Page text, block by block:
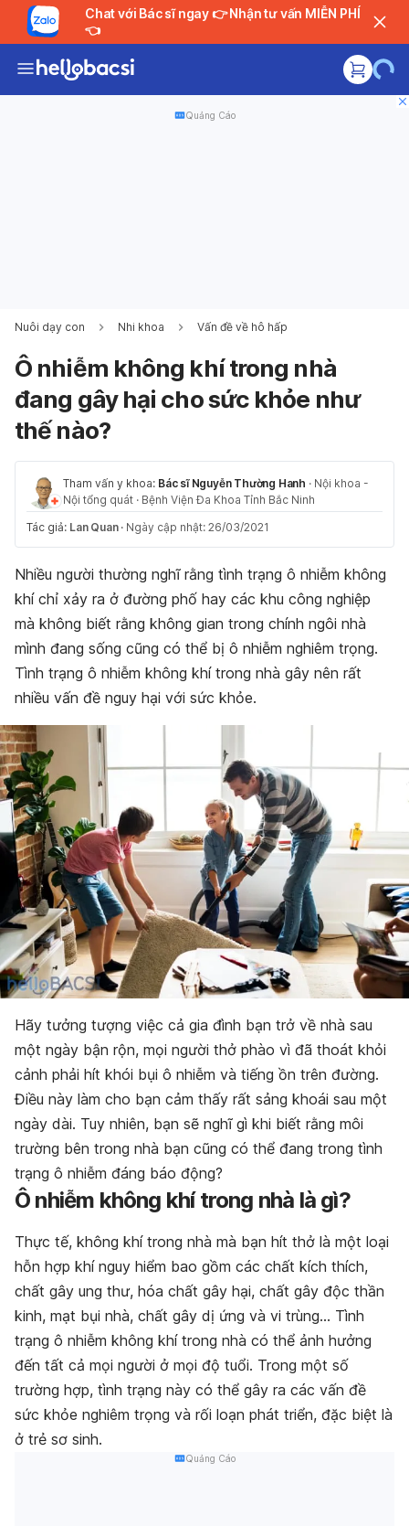
Chat với Bác sĩ ngay 👉 Nhận tư vấn MIỄN PHÍ
👈
Quảng Cáo
Nuôi dạy con Nhi khoa Vấn đề về hô hấp
Ô nhiễm không khí trong nhà
đang gây hại cho sức khỏe như
thế nào?
Tham vấn y khoa: Bác sĩ Nguyễn Thường Hanh · Nội khoa -
Nội tổng quát · Bệnh Viện Đa Khoa Tỉnh Bắc Ninh
Tác giả: Lan Quan · Ngày cập nhật: 26/03/2021
Nhiều người thường nghĩ rằng tình trạng ô nhiễm không
khí chỉ xảy ra ở đường phố hay các khu công nghiệp
mà không biết rằng không gian trong chính ngôi nhà
mình đang sống cũng có thể bị ô nhiễm nghiêm trọng.
Tình trạng ô nhiễm không khí trong nhà gây nên rất
nhiều vấn đề nguy hại với sức khỏe.
Hãy tưởng tượng việc cả gia đình bạn trở về nhà sau
một ngày bận rộn, mọi người thở phào vì đã thoát khỏi
cảnh phải hít khói bụi ô nhiễm và tiếng ồn trên đường.
Điều này làm cho bạn cảm thấy rất sảng khoái sau một
ngày dài. Tuy nhiên, bạn sẽ nghĩ gì khi biết rằng môi
trường bên trong nhà bạn cũng có thể đang trong tình
trạng ô nhiễm đáng báo động?
Ô nhiễm không khí trong nhà là gì?
Thực tế, không khí trong nhà mà bạn hít thở là một loại
hỗn hợp khí nguy hiểm bao gồm các chất kích thích,
chất gây ung thư, hóa chất gây hại, chất gây độc thần
kinh, mạt bụi nhà, chất gây dị ứng và vi trùng… Tình
trạng ô nhiễm không khí trong nhà có thể ảnh hưởng
đến tất cả mọi người ở mọi độ tuổi. Trong một số
trường hợp, tình trạng này có thể gây ra các vấn đề
sức khỏe nghiêm trọng và rối loạn phát triển, đặc biệt là
ở trẻ sơ sinh.
Quảng Cáo